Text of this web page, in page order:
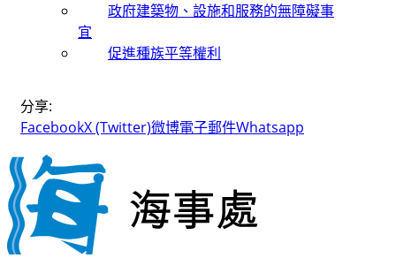
政府建築物、設施和服務的無障礙事
宜
促進種族平等權利
分享:
FacebookX (Twitter)微博電子郵件Whatsapp